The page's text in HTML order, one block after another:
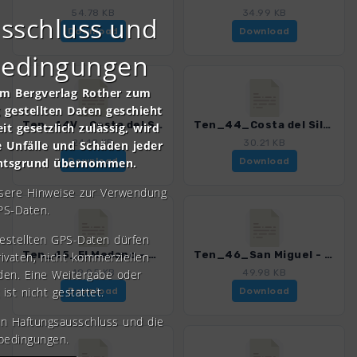
54.78 KB
Download
34.99 KB
Download
Ten_44V_ Costa del Silencio - Playa Colmenares.gpx
24.18 KB
Download
Ten_44_Costa del Silencio - Los Abrigos.gpx
30.21 KB
Download
Ten_45_El Medano - Montana Roja.gpx
49.05 KB
Download
Ten_46_San Miguel - Aldea Blanca.gpx
49.98 KB
Download
und
Bergverlag Rother zum
Daten geschieht
gesetzlich zulässig, wird
und Schäden jeder
übernommen.
Hinweise zur Verwendung
Daten.
GPS-Daten dürfen
nicht kommerziellen
Eine Weitergabe oder
ist nicht gestattet.
Haftungsausschluss und die